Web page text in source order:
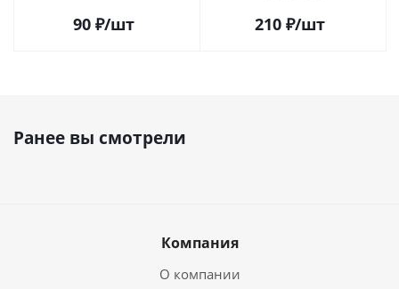
90 ₽/шт 210 ₽/шт
Ранее вы смотрели
Компания
О компании